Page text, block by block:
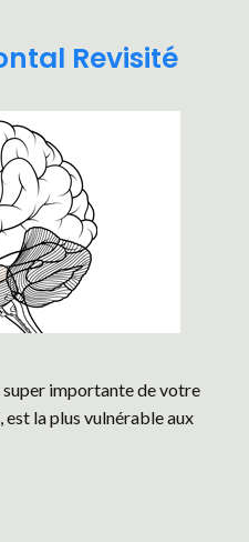
Revisité
importante de votre
la plus vulnérable aux